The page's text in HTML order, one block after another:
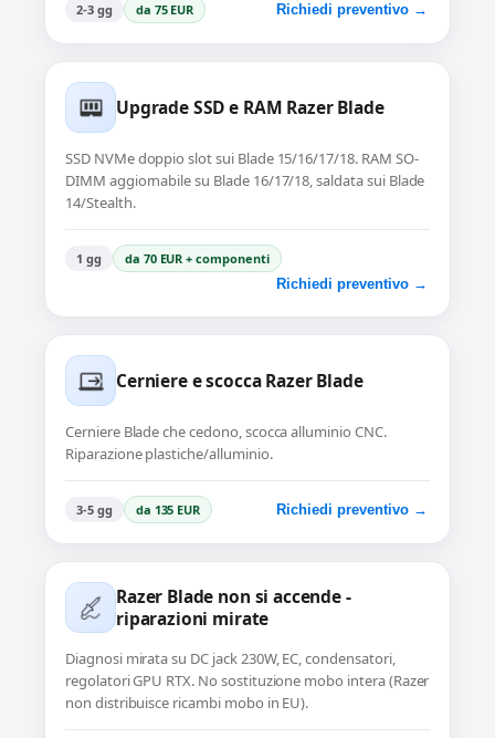
2-3 gg da 75 EUR Richiedi preventivo →
Upgrade SSD e RAM Razer Blade
SSD NVMe doppio slot sui Blade 15/16/17/18. RAM SO-
DIMM aggiornabile su Blade 16/17/18, saldata sui Blade
14/Stealth.
1 gg da 70 EUR + componenti
Richiedi preventivo →
Cerniere e scocca Razer Blade
Cerniere Blade che cedono, scocca alluminio CNC.
Riparazione plastiche/alluminio.
3-5 gg da 135 EUR Richiedi preventivo →
Razer Blade non si accende -
riparazioni mirate
Diagnosi mirata su DC jack 230W, EC, condensatori,
regolatori GPU RTX. No sostituzione mobo intera (Razer
non distribuisce ricambi mobo in EU).